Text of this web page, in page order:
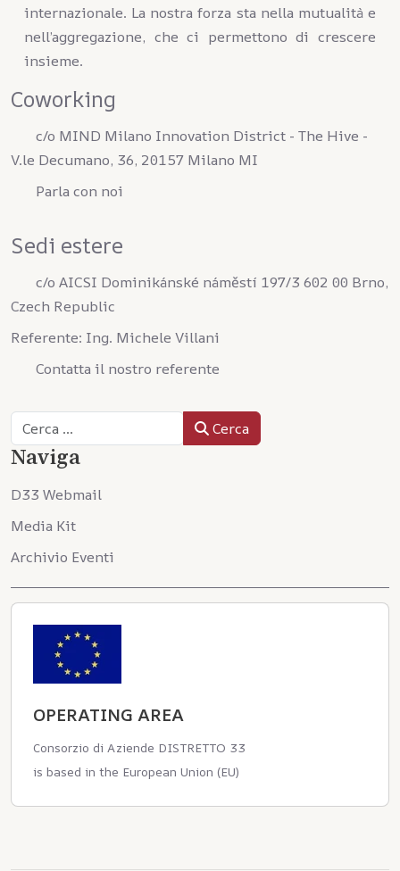
internazionale. La nostra forza sta nella mutualità e
nell’aggregazione, che ci permettono di crescere
insieme.
Coworking
c/o MIND Milano Innovation District - The Hive -
V.le Decumano, 36, 20157 Milano MI
Parla con noi
Sedi estere
c/o AICSI Dominikánské náměstí 197/3 602 00 Brno,
Czech Republic
Referente: Ing. Michele Villani
Contatta il nostro referente
Cerca Cerca
Naviga
D33 Webmail
Media Kit
Archivio Eventi
OPERATING AREA
Consorzio di Aziende DISTRETTO 33
is based in the European Union (EU)